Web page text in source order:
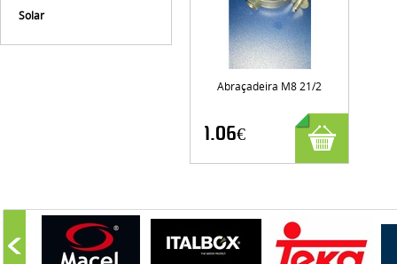
Solar
Abraçadeira M8 21/2
1.06€